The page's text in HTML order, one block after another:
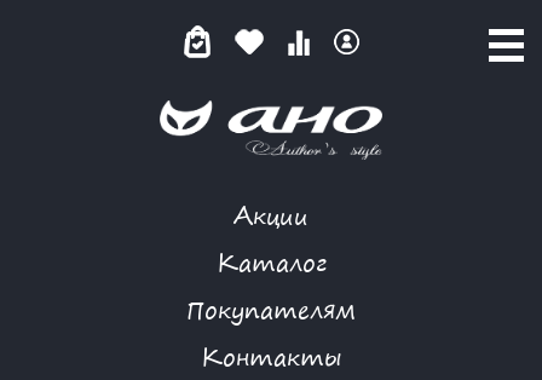
Акции
Каталог
Покупателям
Контакты
КАТАЛОГ ТОВАРОВ